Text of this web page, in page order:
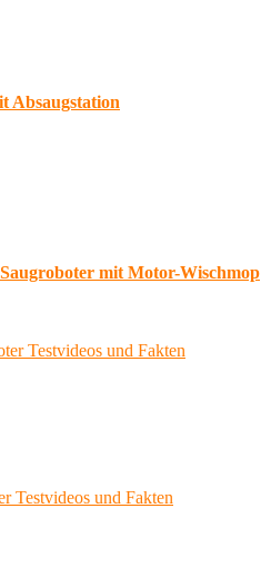
Absaugstation
mit Motor-Wischmop